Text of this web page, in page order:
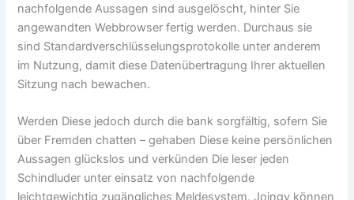
nachfolgende Aussagen sind ausgelöscht, hinter Sie
angewandten Webbrowser fertig werden. Durchaus sie
sind Standardverschlüsselungsprotokolle unter anderem
im Nutzung, damit diese Datenübertragung Ihrer aktuellen
Sitzung nach bewachen.
Werden Diese jedoch durch die bank sorgfältig, sofern Sie
über Fremden chatten – gehaben Diese keine persönlichen
Aussagen glückslos und verkünden Die leser jeden
Schindluder unter einsatz von nachfolgende
leichtgewichtig zugängliches Meldesystem. Joingy können